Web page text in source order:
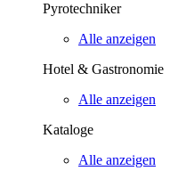
Pyrotechniker
Alle anzeigen
Hotel & Gastronomie
Alle anzeigen
Kataloge
Alle anzeigen